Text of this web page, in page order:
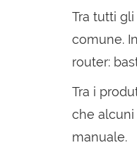
Tra tutti
comune.
router:
Tra i
che
manuale.